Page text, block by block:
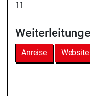
11
Anreise Website